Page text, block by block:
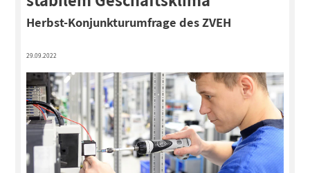
Herbst-Konjunkturumfrage des ZVEH
29.09.2022